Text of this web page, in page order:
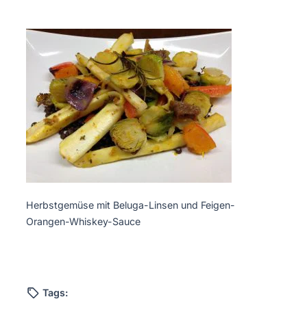
Herbstgemüse mit Beluga-Linsen und Feigen-
Orangen-Whiskey-Sauce
Tags: